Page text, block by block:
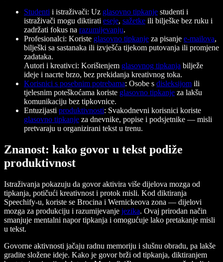
Studenti i istraživači: Uz glasovno tipkanje studenti i
istraživači mogu diktirati eseje, sažetke ili bilješke bez ruku i
zadržati fokus na razumijevanju.
Profesionalci: Koriste glasovno tipkanje za pisanje e-mailova,
bilješki sa sastanaka ili izvješća tijekom putovanja ili promjene
zadataka.
Autori i kreativci: Korištenjem glasovnog tipkanja bilježe
ideje i nacrte brzo, bez prekidanja kreativnog toka.
Korisnici s posebnim potrebama: Osobe s disleksijom ili
tjelesnim poteškoćama koriste glasovno tipkanje za lakšu
komunikaciju bez tipkovnice.
Entuzijasti produktivnosti: Svakodnevni korisnici koriste
glasovno tipkanje za dnevnike, popise i podsjetnike — misli
pretvaraju u organizirani tekst u trenu.
Znanost: kako govor u tekst podiže
produktivnost
Istraživanja pokazuju da govor aktivira više dijelova mozga od
tipkanja, potičući kreativnost i protok misli. Kod diktiranja
Speechify-u, koriste se Brocina i Wernickeova zona — dijelovi
mozga za produkciju i razumijevanje jezika. Ovaj prirodan način
smanjuje mentalni napor tipkanja i omogućuje lako pretakanje misli
u tekst.
Govorne aktivnosti jačaju radnu memoriju i slušnu obradu, pa lakše
gradite složene ideje. Kako je govor brži od tipkanja, diktiranjem